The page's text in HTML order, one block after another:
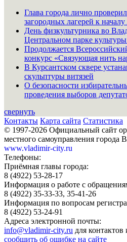
Глава города лично
загородных лагерей к началу
День физкультурника во
Центральном парке
Продолжается
конкурс «Связующая нить
В Курсантском сквере
скульптуры витязей
О безопасности
проведения выборов
свернуть
Контакты Карта сайта Статистика
© 1997-2026 Официальный сайт
местного самоуправления города
www.vladimir-city.ru
Телефоны:
Приёмная главы города:
8 (4922) 53-28-17
Информация о работе с
8 (4922) 35-33-33, 35-41-26
Информация по вопросам
8 (4922) 53-24-91
Адреса электронной почты:
info@vladimir-city.ru для
сообщить об ошибке на сайте